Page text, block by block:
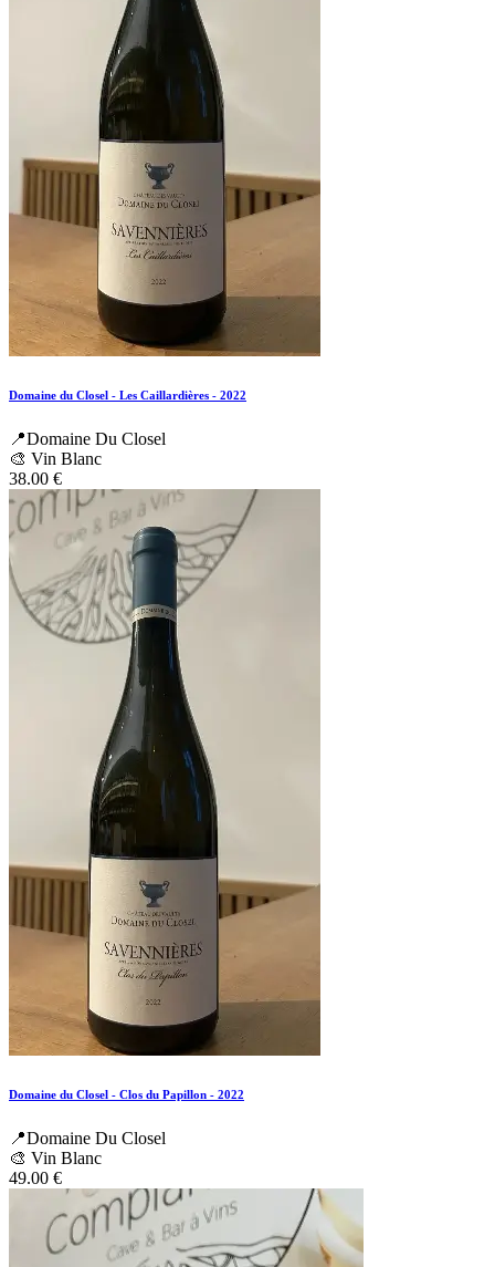
Domaine du Closel - Les Caillardières - 2022
📍Domaine Du Closel
🎨 Vin Blanc
38.00 €
Domaine du Closel - Clos du Papillon - 2022
📍Domaine Du Closel
🎨 Vin Blanc
49.00 €